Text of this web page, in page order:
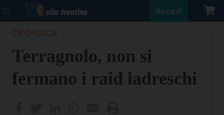
Accedi
Terragnolo, non si
fermano i raid ladreschi